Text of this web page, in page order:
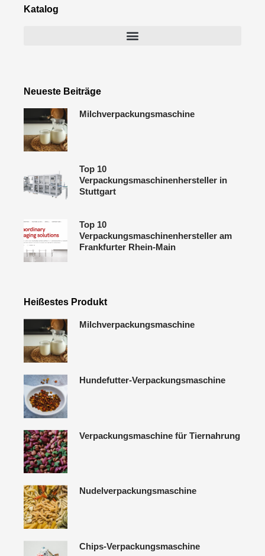
Katalog
Neueste Beiträge
Milchverpackungsmaschine
Top 10
Verpackungsmaschinenhersteller in
Stuttgart
Top 10
Verpackungsmaschinenhersteller am
Frankfurter Rhein-Main
Heißestes Produkt
Milchverpackungsmaschine
Hundefutter-Verpackungsmaschine
Verpackungsmaschine für Tiernahrung
Nudelverpackungsmaschine
Chips-Verpackungsmaschine